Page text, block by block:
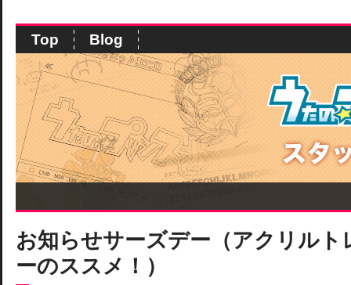
Top Blog
お知らせサーズデー（アクリルト
ーのススメ！）